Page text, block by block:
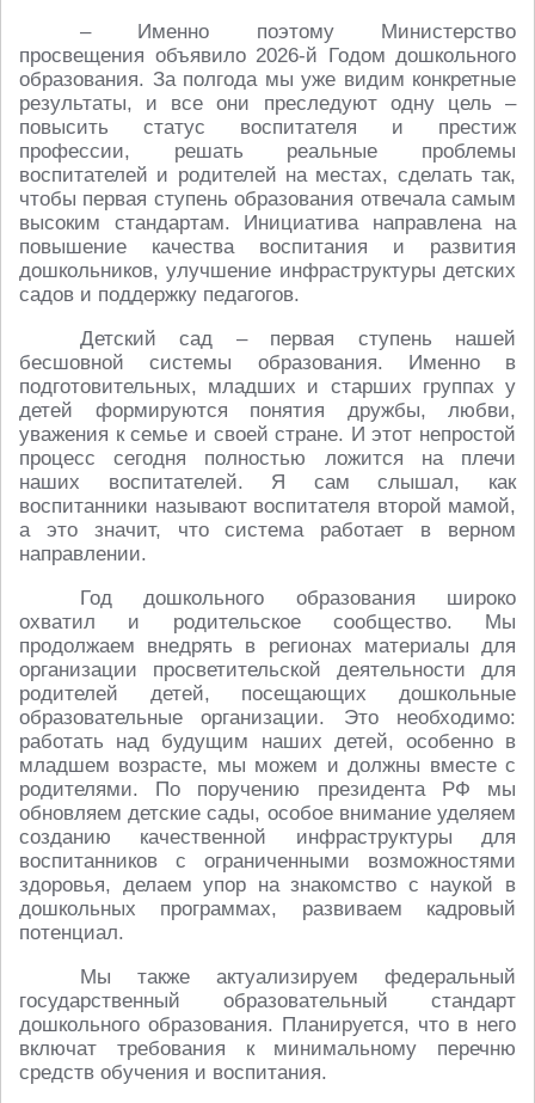
– Именно поэтому Министерство
просвещения объявило 2026-й Годом дошкольного
образования. За полгода мы уже видим конкретные
результаты, и все они преследуют одну цель –
повысить статус воспитателя и престиж
профессии, решать реальные проблемы
воспитателей и родителей на местах, сделать так,
чтобы первая ступень образования отвечала самым
высоким стандартам. Инициатива направлена на
повышение качества воспитания и развития
дошкольников, улучшение инфраструктуры детских
садов и поддержку педагогов.
Детский сад – первая ступень нашей
бесшовной системы образования. Именно в
подготовительных, младших и старших группах у
детей формируются понятия дружбы, любви,
уважения к семье и своей стране. И этот непростой
процесс сегодня полностью ложится на плечи
наших воспитателей. Я сам слышал, как
воспитанники называют воспитателя второй мамой,
а это значит, что система работает в верном
направлении.
Год дошкольного образования широко
охватил и родительское сообщество. Мы
продолжаем внедрять в регионах материалы для
организации просветительской деятельности для
родителей детей, посещающих дошкольные
образовательные организации. Это необходимо:
работать над будущим наших детей, особенно в
младшем возрасте, мы можем и должны вместе с
родителями. По поручению президента РФ мы
обновляем детские сады, особое внимание уделяем
созданию качественной инфраструктуры для
воспитанников с ограниченными возможностями
здоровья, делаем упор на знакомство с наукой в
дошкольных программах, развиваем кадровый
потенциал.
Мы также актуализируем федеральный
государственный образовательный стандарт
дошкольного образования. Планируется, что в него
включат требования к минимальному перечню
средств обучения и воспитания.